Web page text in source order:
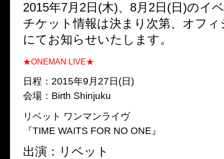
2015年7月2日(木)、8月2日(日)のイ
チケット情報は決まり次第、オフ
にてお知らせいたします。
★ONEMAN LIVE★
日程：2015年9月27日(日)
会場：Birth Shinjuku
リベット ワンマンライヴ
『TIME WAITS FOR NO ONE』
出演：リベット